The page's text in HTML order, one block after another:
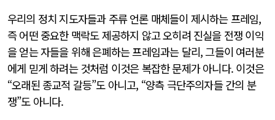
우리의 정치 지도자들과 주류 언론 매체들이 제시하는 프레임,
즉 어떤 중요한 맥락도 제공하지 않고 오히려 진실을 전쟁 이익
을 얻는 자들을 위해 은폐하는 프레임과는 달리, 그들이 여러분
에게 믿게 하려는 것처럼 이것은 복잡한 문제가 아니다. 이것은
“오래된 종교적 갈등”도 아니고, “양측 극단주의자들 간의 분
쟁”도 아니다.